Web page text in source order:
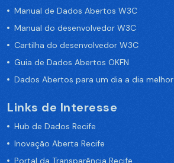
Manual de Dados Abertos W3C
Manual do desenvolvedor W3C
Cartilha do desenvolvedor W3C
Guia de Dados Abertos OKFN
Dados Abertos para um dia a dia melhor
Links de Interesse
Hub de Dados Recife
Inovação Aberta Recife
Portal da Transparência Recife